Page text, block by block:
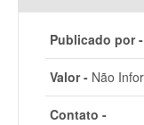
Publicado por -
Valor - Não
Contato -